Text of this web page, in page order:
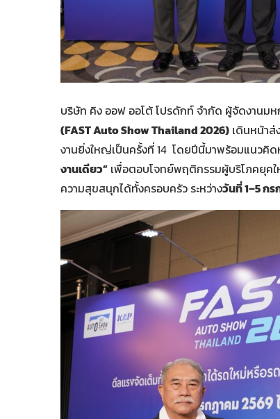
บริษัท คิง ออฟ ออโต้ โปรดักท์ จำกัด ผู้จัดงานม
(FAST Auto Show Thailand 2026) เดินหน้าส่
งานยิ่งใหญ่เป็นครั้งที่ 14 โดยปีนี้มาพร้อมแนวคิ
งานเดียว” เพื่อตอบโจทย์พฤติกรรมผู้บริโภคยุค
ความสุขสนุกได้ทั้งครอบครัว ระหว่างวันที่ 1–5 ก